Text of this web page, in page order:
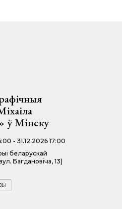
ў Мінску
- 31.12.2026 17:00
беларускай
Багдановіча, 13)